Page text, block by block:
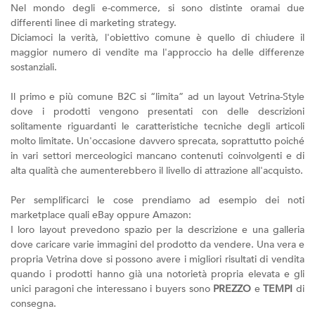
Nel mondo degli e-commerce, si sono distinte oramai due
differenti linee di marketing strategy.
Diciamoci la verità, l'obiettivo comune è quello di chiudere il
maggior numero di vendite ma l'approccio ha delle differenze
sostanziali.
Il primo e più comune B2C si “limita” ad un layout Vetrina-Style
dove i prodotti vengono presentati con delle descrizioni
solitamente riguardanti le caratteristiche tecniche degli articoli
molto limitate. Un'occasione davvero sprecata, soprattutto poiché
in vari settori merceologici mancano contenuti coinvolgenti e di
alta qualità che aumenterebbero il livello di attrazione all'acquisto.
Per semplificarci le cose prendiamo ad esempio dei noti
marketplace quali eBay oppure Amazon:
I loro layout prevedono spazio per la descrizione e una galleria
dove caricare varie immagini del prodotto da vendere. Una vera e
propria Vetrina dove si possono avere i migliori risultati di vendita
quando i prodotti hanno già una notorietà propria elevata e gli
unici paragoni che interessano i buyers sono PREZZO eTEMPI di
consegna.